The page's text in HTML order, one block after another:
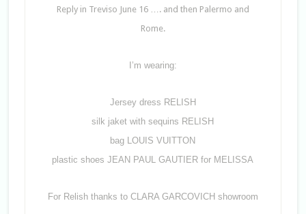
Reply in Treviso June 16 …. and then Palermo and
Rome.
I’m wearing:
Jersey dress RELISH
silk jaket with sequins RELISH
bag LOUIS VUITTON
plastic shoes JEAN PAUL GAUTIER for MELISSA
For Relish thanks to CLARA GARCOVICH showroom